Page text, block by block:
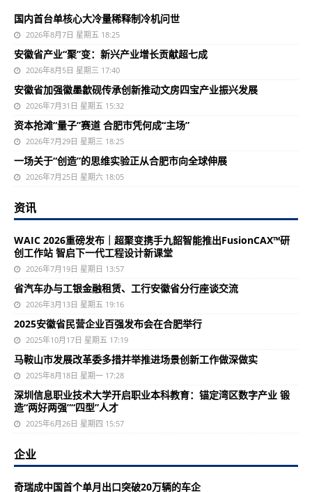
国内首台单核心大冷量稀释制冷机问世
2026年8月7日 星期五 18:25
安徽省产业“聚”变：新兴产业增长贡献超七成
2026年8月5日 星期三 17:40
安徽省加强徽墨歙砚传承创新推动文房四宝产业振兴发展
2026年7月31日 星期五 15:32
资本抢滩“量子”赛道 合肥市凭何成“主场”
2026年7月29日 星期三 18:25
一场关于“创造”的思维实验正从合肥市向全球伸展
2026年7月25日 星期六 18:05
资讯
WAIC 2026重磅发布｜超聚变携手九韶智能推出FusionCAX™研
创工作站 智启下一代工程设计新课堂
2026年7月19日 星期日 13:57
省汽车办与工银金融租赁、工行安徽省分行座谈交流
2026年3月13日 星期五 19:16
2025安徽省民营企业百强发布会在合肥举行
2025年10月17日 星期五 17:19
马鞍山市发展改革委多措并举推进场景创新工作做深做实
2025年8月18日 星期一 17:28
深圳信息职业技术大学开启职业本科教育：锚定湾区数字产业 锻
造“两好两强”“四型”人才
2025年6月26日 星期四 15:57
企业
奇瑞成中国首个单月出口突破20万辆的车企